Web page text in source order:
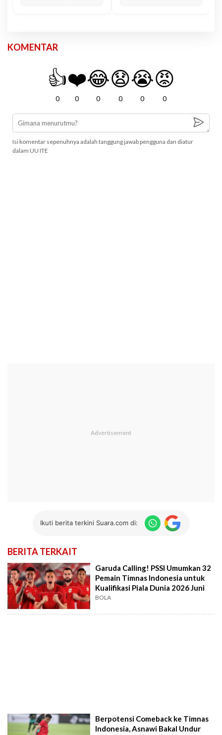
KOMENTAR
👍
0
❤️
0
😂
0
😧
0
😭
0
😡
0
Isi komentar sepenuhnya adalah tanggung jawab pengguna dan diatur
dalam UU ITE
Ikuti berita terkini Suara.com di:
BERITA TERKAIT
Garuda Calling! PSSI Umumkan 32
Pemain Timnas Indonesia untuk
Kualifikasi Piala Dunia 2026 Juni
BOLA
Berpotensi Comeback ke Timnas
Indonesia, Asnawi Bakal Undur